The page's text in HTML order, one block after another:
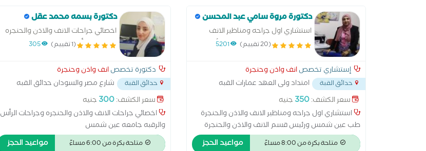
دكتورة مروة سامي عبد المحسن
استشاري اول جراحه ومناظير الانف
والاذن والحنجرة ورئيس قسم الأنف
التخصصي
(20 تقييم) 5201
إستشاري تخصصانف واذن وحنجرة
حدائق القبة
امتداد ولى العهد عمارات القبه
الجديده...
سعر الكشف:350 جنيه
استشاري اول جراحه ومناظير الانف والاذن والحنجرة
طب عين شمس ورئيس قسم الانف والاذن والحنجرة
بمستشفى الزيتون التخصصي
متاحة بكرة من 8:00 مساءً مواعيد الحجز
دكتورة بسمه محمد عقل
اخصائي جراحات الانف والاذن والحنجره
وجراحات الرأس والرقبه
(1 تقييم) 305
دكتورة تخصصانف واذن وحنجرة
حدائق القبة
شارع مصر والسودان حدائق القبه
سعر الكشف:300 جنيه
اخصائي جراحات الانف والاذن والحنجره وجراحات الرأس
والرقبه جامعه عين شمس
متاحة بكرة من 6:00 مساءً مواعيد الحجز